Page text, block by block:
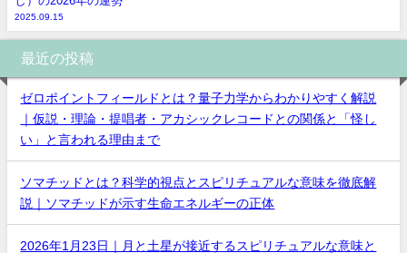
2025.09.15
最近の投稿
ゼロポイントフィールドとは？量子力学からわかりやすく解説
｜仮説・理論・提唱者・アカシックレコードとの関係と「怪し
い」と言われる理由まで
ソマチッドとは？科学的視点とスピリチュアルな意味を徹底解
説｜ソマチッドが示す生命エネルギーの正体
2026年1月23日｜月と土星が接近するスピリチュアルな意味と